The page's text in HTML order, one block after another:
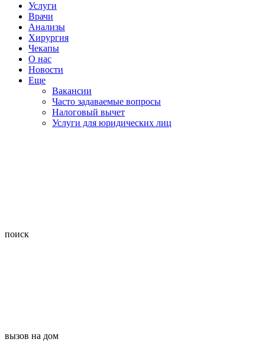
Услуги
Врачи
Анализы
Хирургия
Чекапы
О нас
Новости
Еще
Вакансии
Часто задаваемые вопросы
Налоговый вычет
Услуги для юридических лиц
поиск
вызов на дом